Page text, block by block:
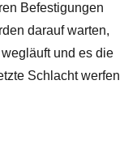
Befestigungen
darauf warten,
und es die
Schlacht werfen